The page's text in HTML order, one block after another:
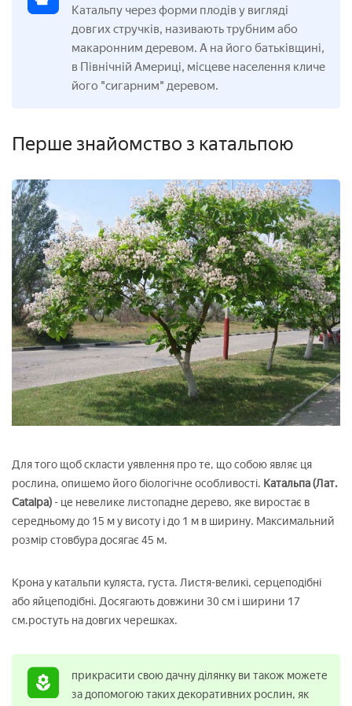
Катальпу через форми плодів у вигляді
довгих стручків, називають трубним або
макаронним деревом. А на його батьківщині,
в Північній Америці, місцеве населення кличе
його "сигарним" деревом.
Перше знайомство з катальпою
Для того щоб скласти уявлення про те, що собою являє ця
рослина, опишемо його біологічне особливості. Катальпа (Лат.
Catalpa) - це невелике листопадне дерево, яке виростає в
середньому до 15 м у висоту і до 1 м в ширину. Максимальний
розмір стовбура досягає 45 м.
Крона у катальпи куляста, густа. Листя-великі, серцеподібні
або яйцеподібні. Досягають довжини 30 см і ширини 17
см.ростуть на довгих черешках.
прикрасити свою дачну ділянку ви також можете
за допомогою таких декоративних рослин, як